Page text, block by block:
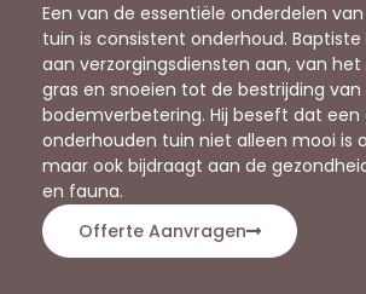
Een van de essentiële onderdelen
tuin is consistent onderhoud.
aan verzorgingsdiensten aan, van
gras en snoeien tot de bestrijding van
bodemverbetering. Hij beseft dat een
onderhouden tuin niet alleen mooi is
maar ook bijdraagt aan de
en fauna.
Offerte Aanvragen